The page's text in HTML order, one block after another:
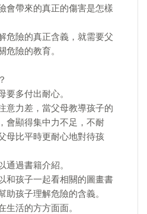
會帶來的真正的傷害是怎樣
危險的真正含義，就需要父
危險的教育。
要多付出耐心。
意力差，當父母教導孩子的
會顯得集中力不足，不耐
母比平時更耐心地對待孩
通過書籍介紹。
和孩子一起看相關的圖畫書
孩子理解危險的含義。
生活的方方面面。